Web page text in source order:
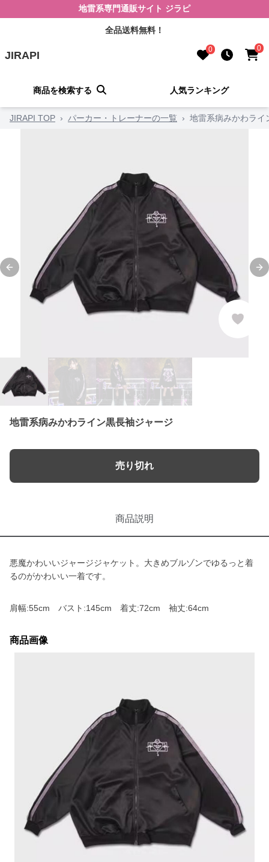
地雷系専門通販サイト ジラピ
全品送料無料！
JIRAPI 0 0
商品を検索する 人気ランキング
JIRAPI TOP › パーカー・トレーナーの一覧 › 地雷系病みかわライ
Previous slide
地雷系病みかわライン黒長袖ジャージ
売り切れ
商品説明
悪魔かわいいジャージジャケット。大きめブルゾンでゆるっと着
るのがかわいい一着です。
肩幅:55cm バスト:145cm 着丈:72cm 袖丈:64cm
商品画像